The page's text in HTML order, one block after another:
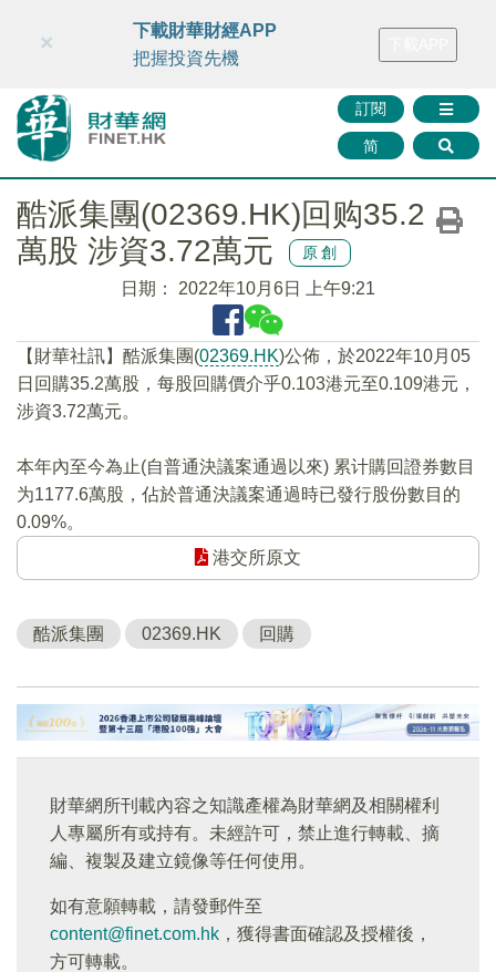
財華智庫網 FINTV FINMETA 財華證券 媒體矩陣
訂閱
简
×
下載財華財經APP
把握投資先機
酷派集團(02369.HK)回购35.2
萬股 涉資3.72萬元
原創
日期： 2022年10月6日 上午9:21
【財華社訊】酷派集團(02369.HK)公佈，於2022年10月05
日回購35.2萬股，每股回購價介乎0.103港元至0.109港元，
涉資3.72萬元。
本年內至今為止(自普通決議案通過以來) 累计購回證券數目
为1177.6萬股，佔於普通決議案通過時已發行股份數目的
0.09%。
港交所原文
酷派集團 02369.HK 回購
財華網所刊載內容之知識產權為財華網及相關權利
人專屬所有或持有。未經許可，禁止進行轉載、摘
編、複製及建立鏡像等任何使用。
如有意願轉載，請發郵件至
content@finet.com.hk ，獲得書面確認及授權後，
方可轉載。